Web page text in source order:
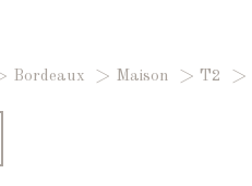
Bordeaux Maison T2